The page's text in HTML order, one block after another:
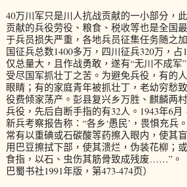
40万川军只是川人抗战贡献的一小部分，
贡献的兵役劳役、粮食、税收等也是全国
于兵员损失严重，各地兵员征集任务随之
国征兵总数1400多万，四川征兵320万，占
仅总量大，且作战勇敢，遂有“无川不成军
受尽国军抓壮丁之苦。为避免兵役，有的
眼睛；有的家庭青年被抓壮丁，老幼穷愁
役费倾家荡产。彭县复兴乡万胜、麒麟两
兵役，先后自断手指的有32人。1943年6
新兵考察报告称：“各乡‘愚民’，畏惧充兵
常有以重碘或石碳酸等药擦入眼内，使其
用巴豆擦拭下部，使其溃烂，伪装花柳；
食指，以石、虫伤其筋骨致成残废……”。
巴蜀书社1991年版，第473-474页）